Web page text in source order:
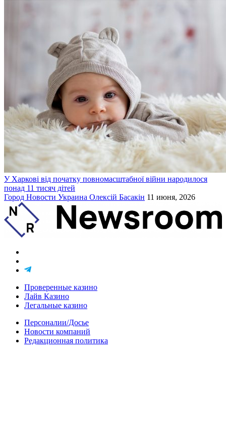
У Харкові від початку повномасштабної війни народилося
понад 11 тисяч дітей
Город Новости Украина Олексій Басакін 11 июня, 2026
Проверенные казино
Лайв Казино
Легальные казино
Персоналии/Досье
Новости компаний
Редакционная политика